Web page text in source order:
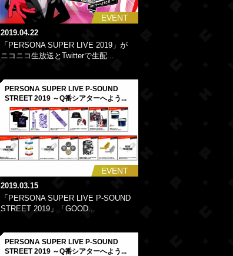
EVENT
2019.04.22
「PERSONA SUPER LIVE 2019」が
ニコニコ生放送とTwitterで生配...
PERSONA SUPER LIVE P-SOUND
STREET 2019 ～Q番シアターへよう...
EVENT
2019.03.15
「PERSONA SUPER LIVE P-SOUND
STREET 2019」「GOOD...
PERSONA SUPER LIVE P-SOUND
STREET 2019 ～Q番シアターへよう...